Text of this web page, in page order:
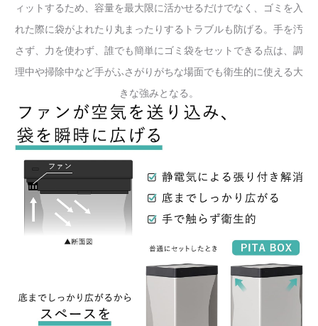
ィットするため、容量を最大限に活かせるだけでなく、ゴミを入
れた際に袋がよれたり丸まったりするトラブルも防げる。手を汚
さず、力を使わず、誰でも簡単にゴミ袋をセットできる点は、調
理中や掃除中など手がふさがりがちな場面でも衛生的に使える大
きな強みとなる。